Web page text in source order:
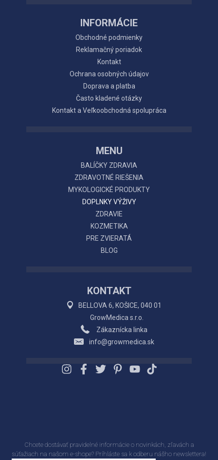
INFORMÁCIE
Obchodné podmienky
Reklamačný poriadok
Kontakt
Ochrana osobných údajov
Doprava a platba
Často kladené otázky
Kontakt a Veľkoobchodná spolupráca
MENU
BALÍČKY ZDRAVIA
ZDRAVOTNÉ RIEŠENIA
MYKOLOGICKÉ PRODUKTY
DOPLNKY VÝŽIVY
ZDRAVIE
KOZMETIKA
PRE ZVIERATÁ
BLOG
KONTAKT
BELLOVA 6, KOŠICE, 040 01
GrowMedica s.r.o.
Zákaznícka linka
info@growmedica.sk
Chcete dostávať pravidelné informácie o novinkách, zľavách a
súťažiach na našom e-shope? Príhláste sa k odberu nášho newslettera!